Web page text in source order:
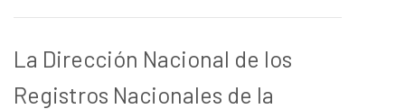
La Dirección Nacional de los
Registros Nacionales de la